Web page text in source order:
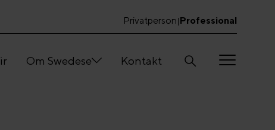
Professional
|
Privatperson
Om Swedese Kontakt